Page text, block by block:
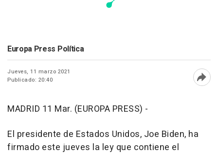
Europa Press Política
Jueves, 11 marzo 2021
Publicado: 20:40
MADRID 11 Mar. (EUROPA PRESS) -
El presidente de Estados Unidos, Joe Biden, ha
firmado este jueves la ley que contiene el